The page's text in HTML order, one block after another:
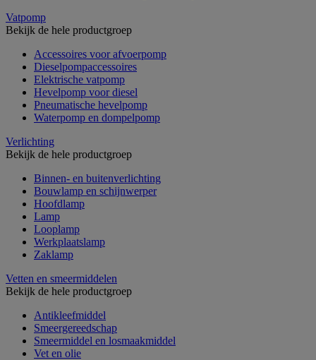
Vatpomp
Bekijk de hele productgroep
Accessoires voor afvoerpomp
Dieselpompaccessoires
Elektrische vatpomp
Hevelpomp voor diesel
Pneumatische hevelpomp
Waterpomp en dompelpomp
Verlichting
Bekijk de hele productgroep
Binnen- en buitenverlichting
Bouwlamp en schijnwerper
Hoofdlamp
Lamp
Looplamp
Werkplaatslamp
Zaklamp
Vetten en smeermiddelen
Bekijk de hele productgroep
Antikleefmiddel
Smeergereedschap
Smeermiddel en losmaakmiddel
Vet en olie